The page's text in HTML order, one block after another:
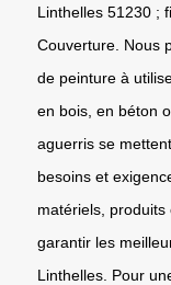
Linthelles 51230 ;
Couverture. Nous
de peinture à
en bois, en béton
aguerris se
besoins et
matériels,
garantir les
Linthelles. Pour